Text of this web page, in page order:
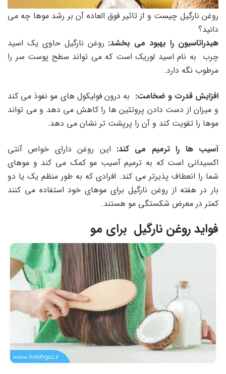
روغن نارگیل چیست و از تاثیر فوق العاده آن بر رشد موها چه می
دانید؟
هیدراتاسیون را بهبود می بخشد: روغن نارگیل حاوی یک اسید
چرب به نام اسید لوریک است که می تواند سطح پوست سر را
مرطوب نگه دارد.
افزایش قدرت و ضخامت: به درون فولیکول های مو نفوذ می کند
و میزان از دست دادن پروتئین ها را کاهش می دهد و می تواند
موها را تقویت کند و آن را پرپشت تر نشان می دهد.
آسیب ها را ترمیم می کند: این روغن دارای خواص آنتی
اکسیدانی است که به ترمیم آسیب مو کمک می کند و موهای
شما را انعطاف پذیرتر می کند. افرادی که به طور منظم یک یا دو
بار در هفته از روغن نارگیل برای موهای خود استفاده می‌ کنند
کمتر در معرض شکستگی مو هستند.
فواید روغن نارگیل برای مو